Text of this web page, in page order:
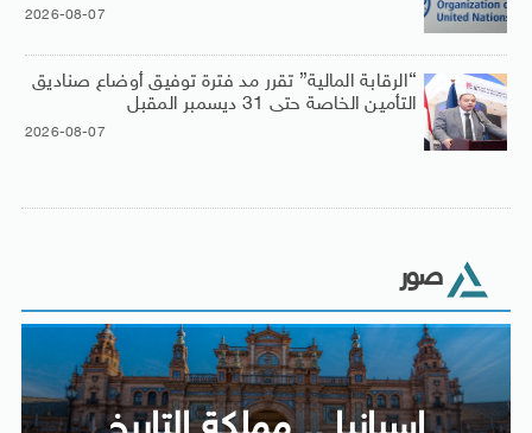
2026-08-07
“الرقابة المالية” تقرر مد فترة توفيق أوضاع صناديق
التأمين الخاصة حتى 31 ديسمبر المقبل
2026-08-07
صور